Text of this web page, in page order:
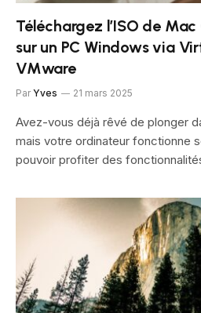
Téléchargez l’ISO de
sur un PC Windows via
VMware
Par Yves 21 mars 2025
Avez-vous déjà rêvé de plonger
mais votre ordinateur fonctionne
pouvoir profiter des